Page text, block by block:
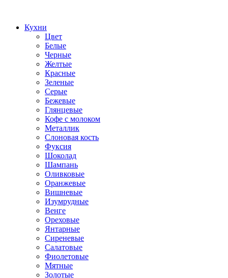
Кухни
Цвет
Белые
Черные
Желтые
Красные
Зеленые
Серые
Бежевые
Глянцевые
Кофе с молоком
Металлик
Слоновая кость
Фуксия
Шоколад
Шампань
Оливковые
Оранжевые
Вишневые
Изумрудные
Венге
Ореховые
Янтарные
Сиреневые
Салатовые
Фиолетовые
Мятные
Золотые